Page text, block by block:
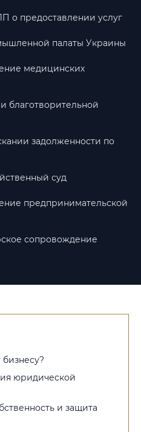
предоставлении услуг
палаты Украины
медицинских
благотворительной
задолженности по
суд
предпринимательской
сопровождение
бизнесу?
юридической
и защита